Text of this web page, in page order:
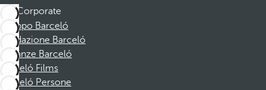
Corporate
Gruppo Barceló
Fondazione Barceló
Vacanze Barceló
Barceló Films
Barceló Persone